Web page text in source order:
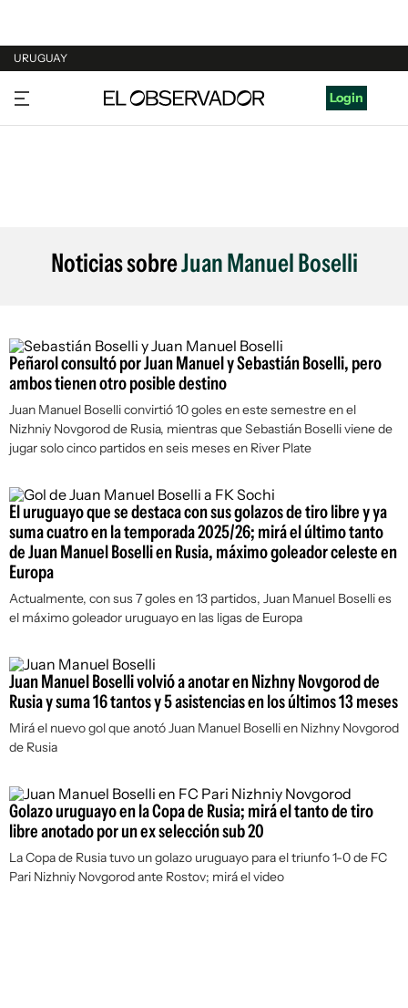
URUGUAY
URUGUAY
ARGENTINA
Login
Noticias sobreJuan Manuel Boselli
Peñarol consultó por Juan Manuel y Sebastián Boselli, pero
ambos tienen otro posible destino
Juan Manuel Boselli convirtió 10 goles en este semestre en el
Nizhniy Novgorod de Rusia, mientras que Sebastián Boselli viene de
jugar solo cinco partidos en seis meses en River Plate
El uruguayo que se destaca con sus golazos de tiro libre y ya
suma cuatro en la temporada 2025/26; mirá el último tanto
de Juan Manuel Boselli en Rusia, máximo goleador celeste en
Europa
Actualmente, con sus 7 goles en 13 partidos, Juan Manuel Boselli es
el máximo goleador uruguayo en las ligas de Europa
Juan Manuel Boselli volvió a anotar en Nizhny Novgorod de
Rusia y suma 16 tantos y 5 asistencias en los últimos 13 meses
Mirá el nuevo gol que anotó Juan Manuel Boselli en Nizhny Novgorod
de Rusia
Golazo uruguayo en la Copa de Rusia; mirá el tanto de tiro
libre anotado por un ex selección sub 20
La Copa de Rusia tuvo un golazo uruguayo para el triunfo 1-0 de FC
Pari Nizhniy Novgorod ante Rostov; mirá el video